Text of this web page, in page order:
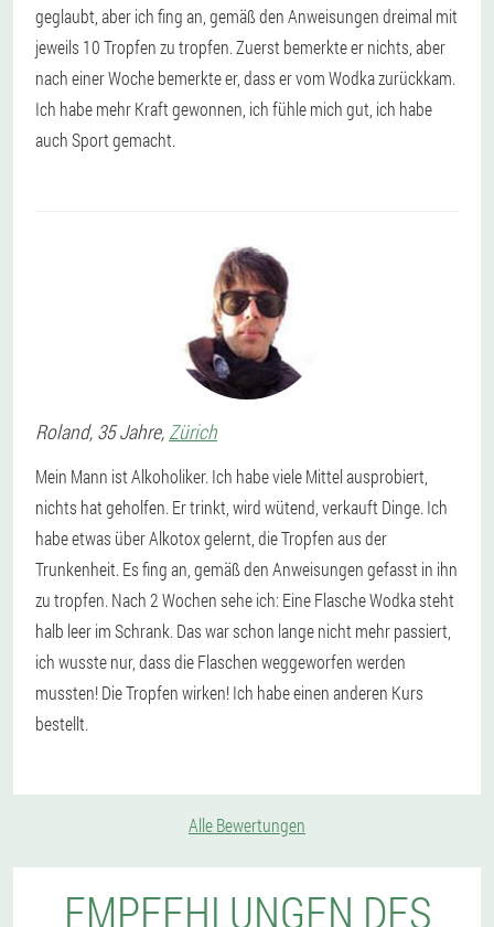
geglaubt, aber ich fing an, gemäß den Anweisungen dreimal mit
jeweils 10 Tropfen zu tropfen. Zuerst bemerkte er nichts, aber
nach einer Woche bemerkte er, dass er vom Wodka zurückkam.
Ich habe mehr Kraft gewonnen, ich fühle mich gut, ich habe
auch Sport gemacht.
Roland, 35 Jahre, Zürich
Mein Mann ist Alkoholiker. Ich habe viele Mittel ausprobiert,
nichts hat geholfen. Er trinkt, wird wütend, verkauft Dinge. Ich
habe etwas über Alkotox gelernt, die Tropfen aus der
Trunkenheit. Es fing an, gemäß den Anweisungen gefasst in ihn
zu tropfen. Nach 2 Wochen sehe ich: Eine Flasche Wodka steht
halb leer im Schrank. Das war schon lange nicht mehr passiert,
ich wusste nur, dass die Flaschen weggeworfen werden
mussten! Die Tropfen wirken! Ich habe einen anderen Kurs
bestellt.
Alle Bewertungen
EMPFEHLUNGEN DES